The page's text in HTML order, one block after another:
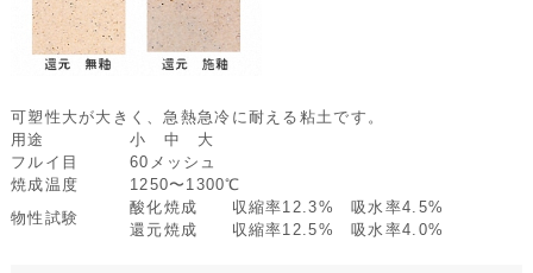
可塑性大が大きく、急熱急冷に耐える粘土です。
用途
小 中 大
フルイ目
60メッシュ
焼成温度
1250〜1300℃
物性試験
酸化焼成 収縮率12.3% 吸水率4.5%
還元焼成 収縮率12.5% 吸水率4.0%